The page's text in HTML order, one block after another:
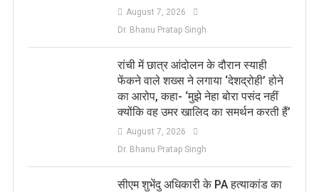
August 7, 2026
Dr. Bhanu Pratap Singh
रांची में छात्र आंदोलन के दौरान स्याही
फेंकने वाले शख्स ने लगाया ‘देशद्रोही’ होने
का आरोप, कहा- ‘मुझे नेहा बोरा पसंद नहीं
क्योंकि वह उमर खालिद का समर्थन करती हैं’
August 7, 2026
Dr. Bhanu Pratap Singh
सीएम शुभेंदु अधिकारी के PA हत्याकांड का